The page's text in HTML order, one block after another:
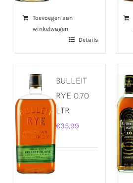
Toevoegen aan
winkelwagen
Details
BULLEIT
RYE 0.70
LTR
€35,99